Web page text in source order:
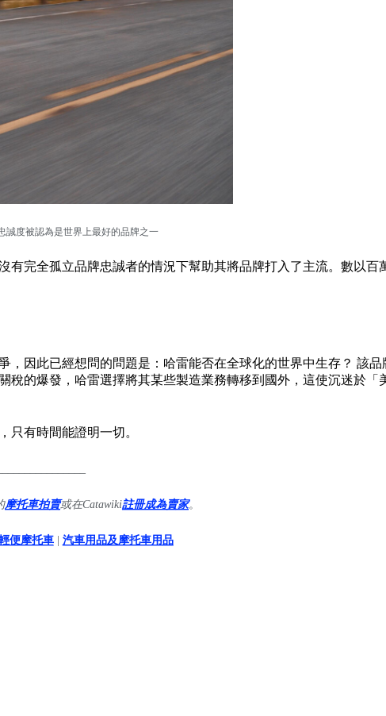
誠度被認為是世界上最好的品牌之一
完全孤立品牌忠誠者的情況下幫助其將品牌打入了主流。數以百
因此已經想問的問題是：哈雷能否在全球化的世界中生存？ 該
的爆發，哈雷選擇將其某些製造業務轉移到國外，這使沉迷於「
只有時間能證明一切。
摩托車拍賣或在Catawiki註冊成為賣家。
便摩托車| 汽車用品及摩托車用品